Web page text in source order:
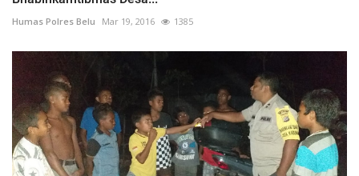
Humas Polres Belu Mar 19, 2016 1385